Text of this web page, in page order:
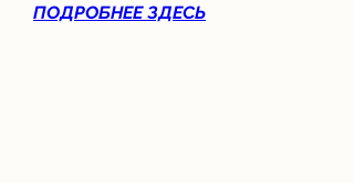
ПОДРОБНЕЕ ЗДЕСЬ